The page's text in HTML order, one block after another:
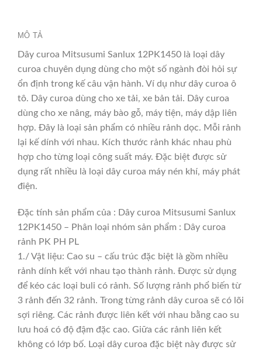
MÔ TẢ
Dây curoa Mitsusumi Sanlux 12PK1450 là loại dây
curoa chuyên dụng dùng cho một số ngành đòi hỏi sự
ổn định trong kế câu vận hành. Ví dụ như dây curoa ô
tô. Dây curoa dùng cho xe tải, xe bản tải. Dây curoa
dùng cho xe nâng, máy bào gỗ, máy tiện, máy dập liên
hợp. Đây là loại sản phẩm có nhiều rảnh dọc. Mỗi rảnh
lại kế dính với nhau. Kích thước rảnh khác nhau phù
hợp cho từng loại công suất máy. Đặc biệt được sử
dụng rất nhiều là loại dây curoa máy nén khí, máy phát
điện.
Đặc tính sản phẩm của : Dây curoa Mitsusumi Sanlux
12PK1450 – Phân loại nhóm sản phẩm : Dây curoa
rảnh PK PH PL
1./ Vật liệu: Cao su – cấu trúc đặc biệt là gồm nhiều
rảnh dính kết với nhau tạo thành rảnh. Được sử dụng
để kéo các loại buli có rảnh. Số lượng rảnh phổ biến từ
3 rảnh đến 32 rảnh. Trong từng rảnh dây curoa sẽ có lõi
sợi riêng. Các rảnh được liên kết với nhau bằng cao su
lưu hoá có độ đậm đặc cao. Giữa các rảnh liên kết
không có lớp bố. Loại dây curoa đặc biệt này được sử